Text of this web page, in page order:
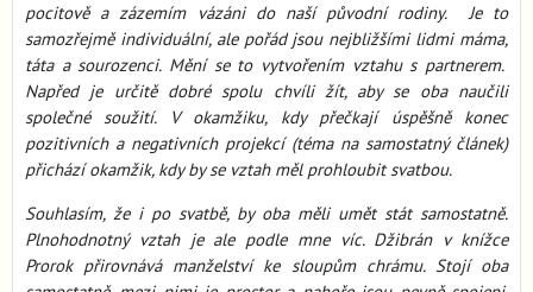
pocitově a zázemím vázáni do naší původní rodiny. Je to
samozřejmě individuální, ale pořád jsou nejbližšími lidmi máma,
táta a sourozenci. Mění se to vytvořením vztahu s partnerem.
Napřed je určitě dobré spolu chvíli žít, aby se oba naučili
společné soužití. V okamžiku, kdy přečkají úspěšně konec
pozitivních a negativních projekcí (téma na samostatný článek)
přichází okamžik, kdy by se vztah měl prohloubit svatbou.
Souhlasím, že i po svatbě, by oba měli umět stát samostatně.
Plnohodnotný vztah je ale podle mne víc. Džibrán v knížce
Prorok přirovnává manželství ke sloupům chrámu. Stojí oba